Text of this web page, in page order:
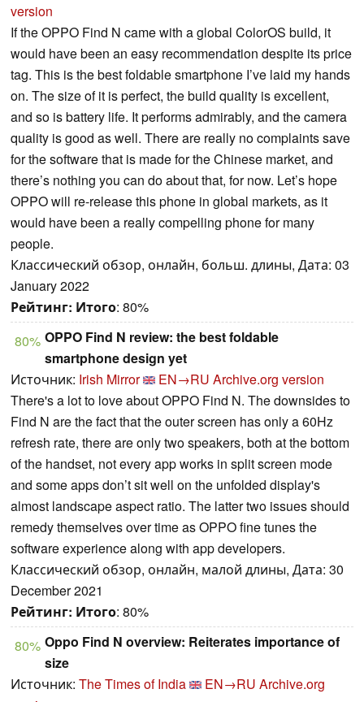
version
If the OPPO Find N came with a global ColorOS build, it
would have been an easy recommendation despite its price
tag. This is the best foldable smartphone I’ve laid my hands
on. The size of it is perfect, the build quality is excellent,
and so is battery life. It performs admirably, and the camera
quality is good as well. There are really no complaints save
for the software that is made for the Chinese market, and
there’s nothing you can do about that, for now. Let’s hope
OPPO will re-release this phone in global markets, as it
would have been a really compelling phone for many
people.
Классический обзор, онлайн, больш. длины, Дата: 03
January 2022
Рейтинг: Итого: 80%
80% OPPO Find N review: the best foldable
smartphone design yet
Источник: Irish Mirror EN→RU Archive.org version
There's a lot to love about OPPO Find N. The downsides to
Find N are the fact that the outer screen has only a 60Hz
refresh rate, there are only two speakers, both at the bottom
of the handset, not every app works in split screen mode
and some apps don’t sit well on the unfolded display's
almost landscape aspect ratio. The latter two issues should
remedy themselves over time as OPPO fine tunes the
software experience along with app developers.
Классический обзор, онлайн, малой длины, Дата: 30
December 2021
Рейтинг: Итого: 80%
80% Oppo Find N overview: Reiterates importance of
size
Источник: The Times of India EN→RU Archive.org